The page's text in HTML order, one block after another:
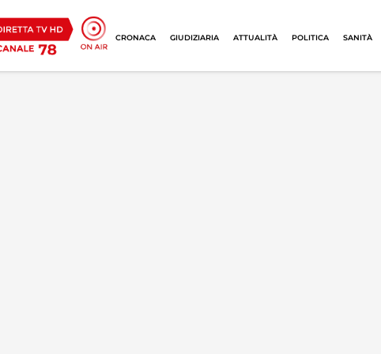
CRONACA GIUDIZIARIA ATTUALITÀ POLITICA SANITÀ